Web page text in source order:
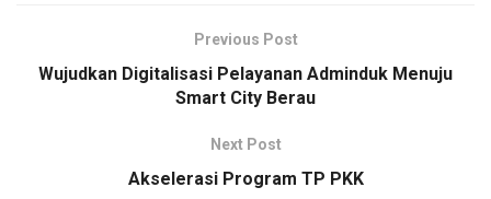
Previous Post
Wujudkan Digitalisasi Pelayanan Adminduk Menuju
Smart City Berau
Next Post
Akselerasi Program TP PKK